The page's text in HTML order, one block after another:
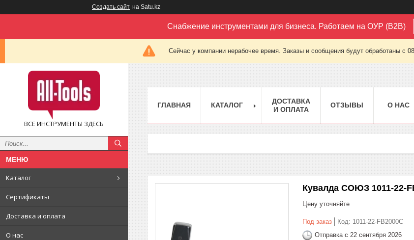
Создать сайт на Satu.kz
Снабжение инструментами для бизнеса. Работаем на ОУР (B2B)
Сейчас у компании нерабочее время. Заказы и сообщения будут обработаны с
ВСЕ ИНСТРУМЕНТЫ ЗДЕСЬ
Каталог
Сертификаты
Доставка и оплата
О нас
ГЛАВНАЯ КАТАЛОГ
ДОСТАВКА
И ОПЛАТА
ОТЗЫВЫ О НАС
Кувалда СОЮЗ 1011-22-
Цену уточняйте
Под заказ Код: 1011-22-FB2000C
Отправка с 22 сентября 2026